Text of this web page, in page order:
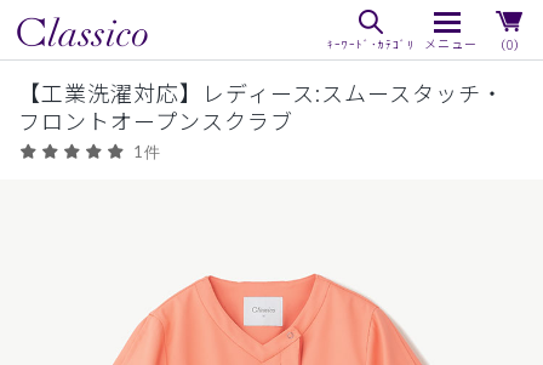
（0）
【工業洗濯対応】レディース:スムースタッチ・
フロントオープンスクラブ
1件